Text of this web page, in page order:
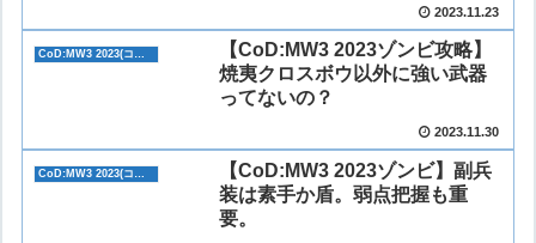
2023.11.23
【CoD:MW3 2023ゾンビ攻略】
焼夷クロスボウ以外に強い武器
ってないの？
2023.11.30
【CoD:MW3 2023ゾンビ】副兵
装は素手か盾。弱点把握も重
要。